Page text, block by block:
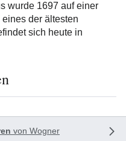
wurde 1697 auf einer
der ältesten
sich heute in
von Wogner